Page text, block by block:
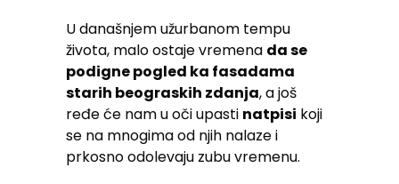
U današnjem užurbanom tempu
života, malo ostaje vremena da se
podigne pogled ka fasadama
starih beograskih zdanja, a još
ređe će nam u oči upasti natpisi koji
se na mnogima od njih nalaze i
prkosno odolevaju zubu vremenu.